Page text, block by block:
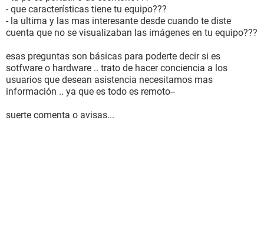
- que características tiene tu equipo???
- la ultima y las mas interesante desde cuando te diste
cuenta que no se visualizaban las imágenes en tu equipo???
esas preguntas son básicas para poderte decir si es
sotfware o hardware .. trato de hacer conciencia a los
usuarios que desean asistencia necesitamos mas
información .. ya que es todo es remoto--
suerte comenta o avisas...